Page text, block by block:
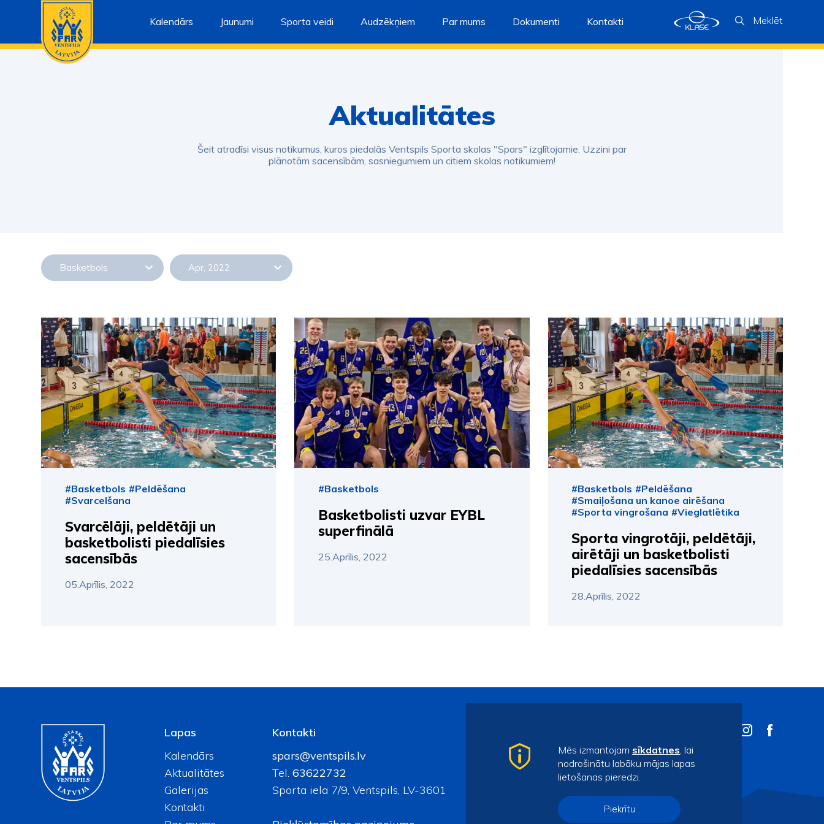
Kalendārs Jaunumi Sporta veidi Audzēkņiem Par mums Dokumenti Kontakti Meklēt
Aktualitātes
Šeit atradīsi visus notikumus, kuros piedalās Ventspils Sporta skolas "Spars" izglītojamie. Uzzini par
plānotām sacensībām, sasniegumiem un citiem skolas notikumiem!
Basketbols Apr, 2022
#Basketbols #Peldēšana
#Svarcelšana
Svarcēlāji, peldētāji un
basketbolisti piedalīsies
sacensībās
05.Aprīlis, 2022
#Basketbols
Basketbolisti uzvar EYBL
superfinālā
25.Aprīlis, 2022
#Basketbols #Peldēšana
#Smaiļošana un kanoe airēšana
#Sporta vingrošana #Vieglatlētika
Sporta vingrotāji, peldētāji,
airētāji un basketbolisti
piedalīsies sacensībās
28.Aprīlis, 2022
Lapas
Kalendārs
Aktualitātes
Galerijas
Kontakti
Kontakti
spars@ventspils.lv
Tel. 63622732
Sporta iela 7/9, Ventspils, LV-3601
Mēs izmantojam sīkdatnes, lai
nodrošinātu labāku mājas lapas
lietošanas pieredzi.
Piekrītu